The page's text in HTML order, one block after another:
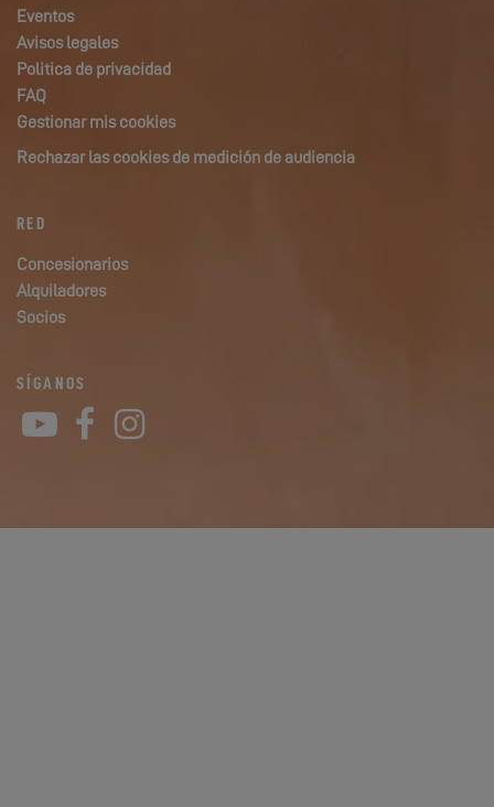
Eventos
Avisos legales
Politica de privacidad
FAQ
Gestionar mis cookies
Rechazar las cookies de medición de audiencia
RED
Concesionarios
Alquiladores
Socios
SÍGANOS
YouTube
Facebook
Instagram